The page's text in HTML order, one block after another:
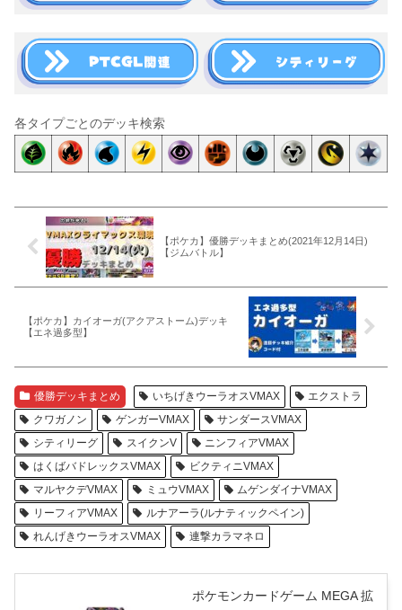
各タイプごとのデッキ検索
【ポケカ】優勝デッキまとめ(2021年12月14日)
【ジムバトル】
【ポケカ】カイオーガ(アクアストーム)デッキ
【エネ過多型】
優勝デッキまとめ いちげきウーラオスVMAX
エクストラ
クワガノン
ゲンガーVMAX
サンダースVMAX
シティリーグ
スイクンV
ニンフィアVMAX
はくばバドレックスVMAX
ビクティニVMAX
マルヤクデVMAX
ミュウVMAX
ムゲンダイナVMAX
リーフィアVMAX
ルナアーラ(ルナティックペイン)
れんげきウーラオスVMAX
連撃カラマネロ
ポケモンカードゲーム MEGA 拡